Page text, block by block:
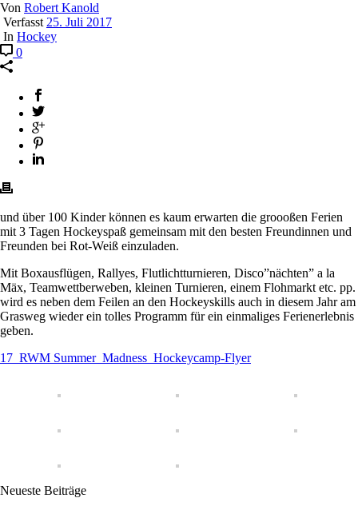
Von Robert Kanold
Verfasst25. Juli 2017
In Hockey
0
und über 100 Kinder können es kaum erwarten die groooßen Ferien
mit 3 Tagen Hockeyspaß gemeinsam mit den besten Freundinnen und
Freunden bei Rot-Weiß einzuladen.
Mit Boxausflügen, Rallyes, Flutlichtturnieren, Disco”nächten” a la
Mäx, Teamwettberweben, kleinen Turnieren, einem Flohmarkt etc. pp.
wird es neben dem Feilen an den Hockeyskills auch in diesem Jahr am
Grasweg wieder ein tolles Programm für ein einmaliges Ferienerlebnis
geben.
17_RWM Summer_Madness_Hockeycamp-Flyer
Neueste Beiträge